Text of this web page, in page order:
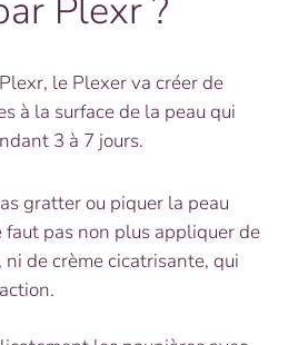
Plexr ?
le Plexer va créer de
à la surface de la peau qui
3 à 7 jours.
gratter ou piquer la peau
pas non plus appliquer de
de crème cicatrisante, qui